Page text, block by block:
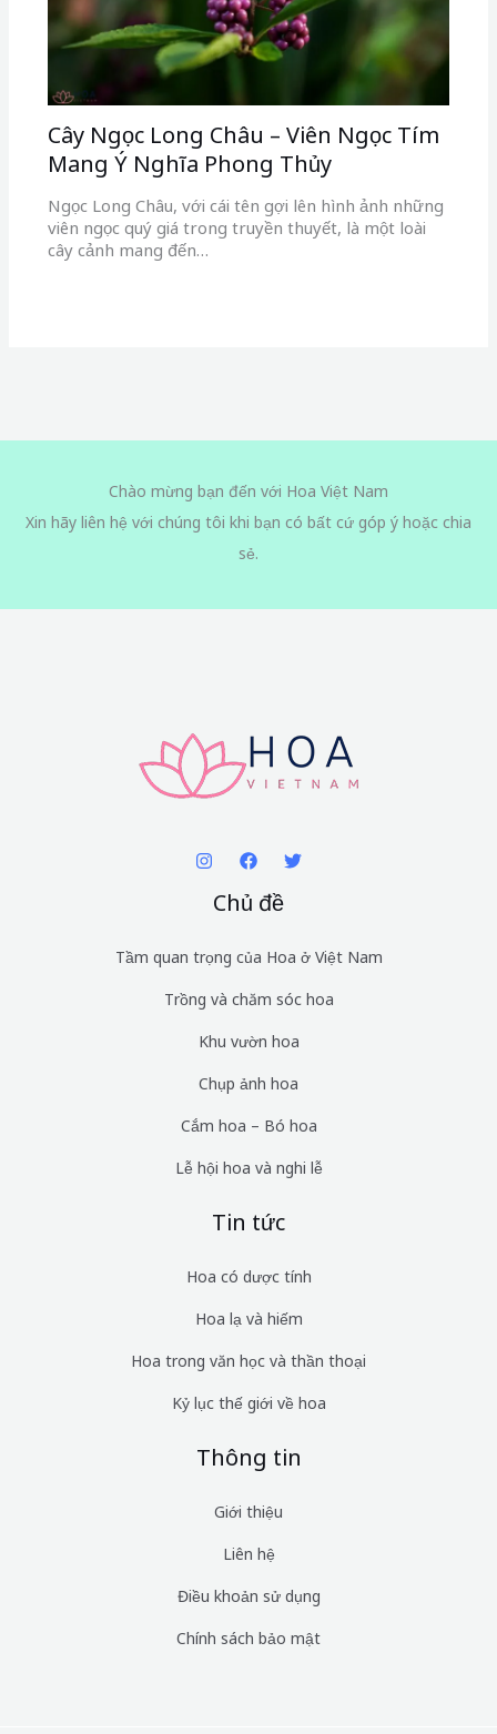
Cây Ngọc Long Châu – Viên Ngọc Tím
Mang Ý Nghĩa Phong Thủy
Ngọc Long Châu, với cái tên gợi lên hình ảnh những
viên ngọc quý giá trong truyền thuyết, là một loài
cây cảnh mang đến…
Chào mừng bạn đến với Hoa Việt Nam
Xin hãy liên hệ với chúng tôi khi bạn có bất cứ góp ý hoặc chia
sẻ.
Chủ đề
Tầm quan trọng của Hoa ở Việt Nam
Trồng và chăm sóc hoa
Khu vườn hoa
Chụp ảnh hoa
Cắm hoa – Bó hoa
Lễ hội hoa và nghi lễ
Tin tức
Hoa có dược tính
Hoa lạ và hiếm
Hoa trong văn học và thần thoại
Kỷ lục thế giới về hoa
Thông tin
Giới thiệu
Liên hệ
Điều khoản sử dụng
Chính sách bảo mật